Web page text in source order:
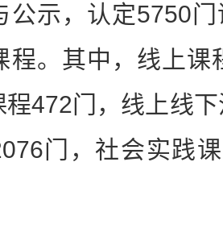
公示，认定5750
程。其中，线上课
程472门，线上线
门，社会实践